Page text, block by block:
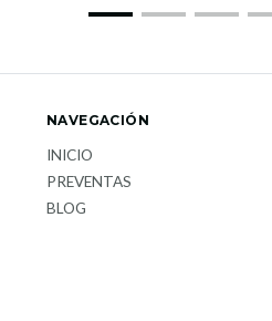
NAVEGACIÓN
INICIO
PREVENTAS
BLOG